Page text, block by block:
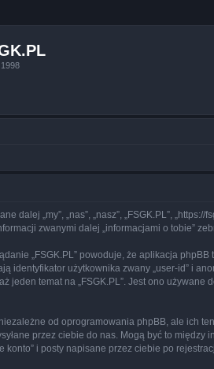
dalej „my”, „nas”, „nasz”, „FSGK.PL”,
zwanymi dalej „informacjami o tobie”
„FSGK.PL” powoduje, że aplikacja
identyfikator użytkownika zwany „user-id” i
temat na „FSGK.PL”. Jest ono
od oprogramowania phpBB, ale ich
przez ciebie do nas. Mogą być to
konto” i posty napisane przez ciebie po